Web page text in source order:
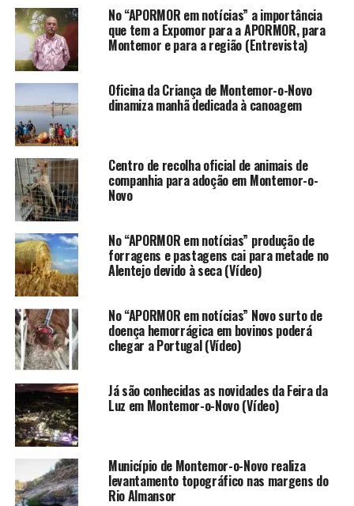
No “APORMOR em notícias” a importância
que tem a Expomor para a APORMOR, para
Montemor e para a região (Entrevista)
Oficina da Criança de Montemor-o-Novo
dinamiza manhã dedicada à canoagem
Centro de recolha oficial de animais de
companhia para adoção em Montemor-o-
Novo
No “APORMOR em notícias” produção de
forragens e pastagens cai para metade no
Alentejo devido à seca (Vídeo)
No “APORMOR em notícias” Novo surto de
doença hemorrágica em bovinos poderá
chegar a Portugal (Vídeo)
Já são conhecidas as novidades da Feira da
Luz em Montemor-o-Novo (Vídeo)
Município de Montemor-o-Novo realiza
levantamento topográfico nas margens do
Rio Almansor